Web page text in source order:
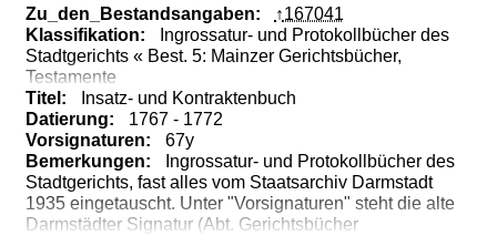
Zu_den_Bestandsangaben:
167041
Klassifikation:
Ingrossatur- und Protokollbücher des
Stadtgerichts « Best. 5: Mainzer Gerichtsbücher,
Testamente
Titel:
Insatz- und Kontraktenbuch
Datierung:
1767 - 1772
Vorsignaturen:
67y
Bemerkungen:
Ingrossatur- und Protokollbücher des
Stadtgerichts, fast alles vom Staatsarchiv Darmstadt
1935 eingetauscht. Unter "Vorsignaturen" steht die alte
Darmstädter Signatur (Abt. Gerichtsbücher